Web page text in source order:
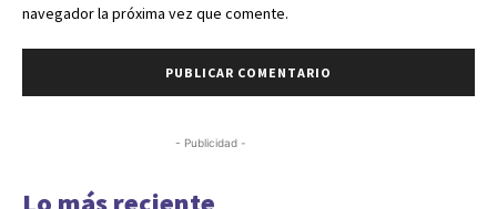
navegador la próxima vez que comente.
- Publicidad -